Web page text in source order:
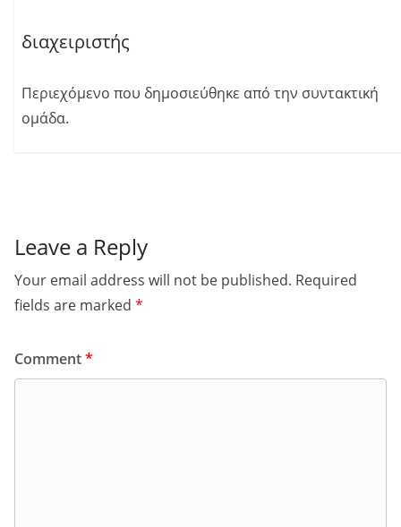
διαχειριστής
Περιεχόμενο που δημοσιεύθηκε από την συντακτική
ομάδα.
Leave a Reply
Your email address will not be published. Required
fields are marked *
Comment*